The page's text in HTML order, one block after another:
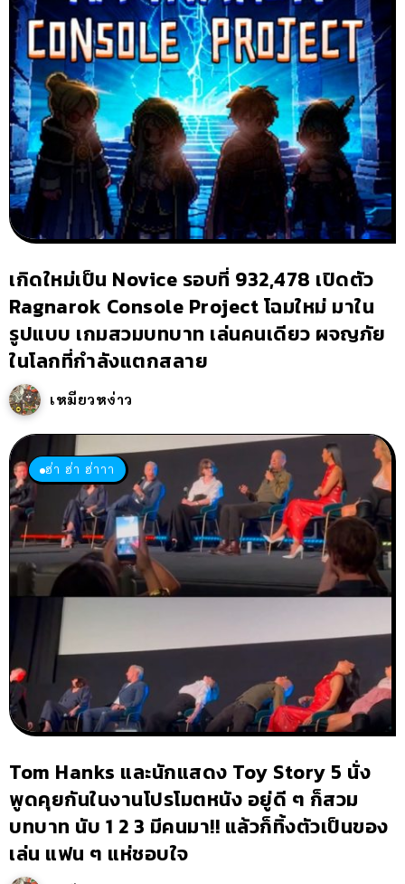
เกิดใหม่เป็น Novice รอบที่ 932,478 เปิดตัว
Ragnarok Console Project โฉมใหม่ มาใน
รูปแบบ เกมสวมบทบาท เล่นคนเดียว ผจญภัย
ในโลกที่กำลังแตกสลาย
เหมียวหง่าว
ฮ่า ฮ่า ฮ่าาา
Tom Hanks และนักแสดง Toy Story 5 นั่ง
พูดคุยกันในงานโปรโมตหนัง อยู่ดี ๆ ก็สวม
บทบาท นับ 1 2 3 มีคนมา!! แล้วก็ทิ้งตัวเป็นของ
เล่น แฟน ๆ แห่ชอบใจ